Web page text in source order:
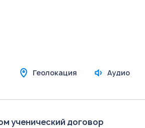
Геолокация Аудио
ученический договор